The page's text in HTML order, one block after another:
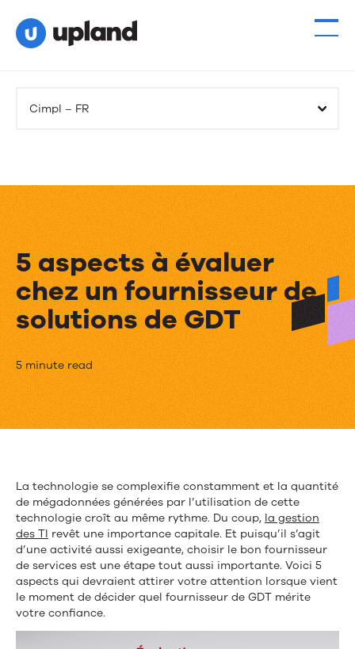
Cimpl – FR
5 aspects à évaluer
chez un fournisseur de
solutions de GDT
5
aspects
à
chez
un
fournisseur
de
solutions
de
5 minute read
La technologie se complexifie constamment et la quantité
de mégadonnées générées par l’utilisation de cette
technologie croît au même rythme. Du coup, la gestion
des TI revêt une importance capitale. Et puisqu’il s’agit
d’une activité aussi exigeante, choisir le bon fournisseur
de services est une étape tout aussi importante. Voici 5
aspects qui devraient attirer votre attention lorsque vient
le moment de décider quel fournisseur de GDT mérite
votre confiance.